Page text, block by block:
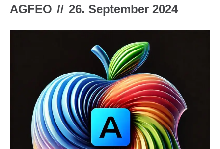
AGFEO // 26. September 2024